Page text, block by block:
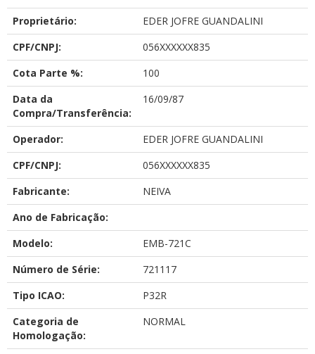
Proprietário:
EDER JOFRE GUANDALINI
CPF/CNPJ:
056XXXXXX835
Cota Parte %:
100
Data da
Compra/Transferência:
16/09/87
Operador:
EDER JOFRE GUANDALINI
CPF/CNPJ:
056XXXXXX835
Fabricante:
NEIVA
Ano de Fabricação:
Modelo:
EMB-721C
Número de Série:
721117
Tipo ICAO:
P32R
Categoria de
Homologação:
NORMAL